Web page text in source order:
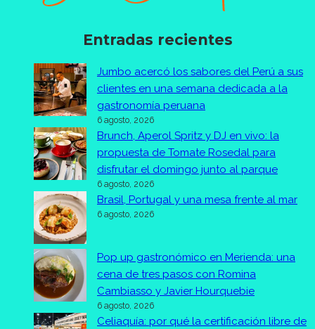
Entradas recientes
Jumbo acercó los sabores del Perú a sus
clientes en una semana dedicada a la
gastronomía peruana
6 agosto, 2026
Brunch, Aperol Spritz y DJ en vivo: la
propuesta de Tomate Rosedal para
disfrutar el domingo junto al parque
6 agosto, 2026
Brasil, Portugal y una mesa frente al mar
6 agosto, 2026
Pop up gastronómico en Merienda: una
cena de tres pasos con Romina
Cambiasso y Javier Hourquebie
6 agosto, 2026
Celiaquía: por qué la certificación libre de